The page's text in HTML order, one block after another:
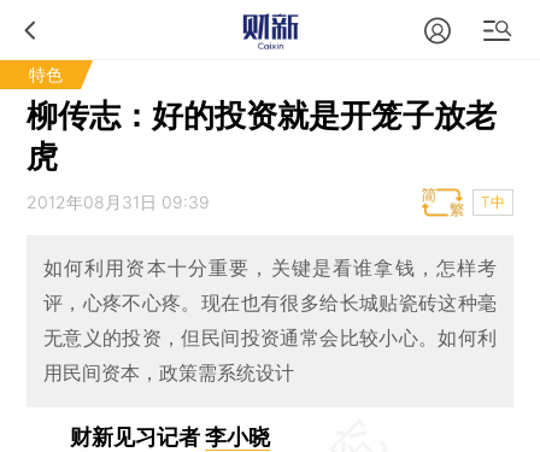
特色
柳传志：好的投资就是开笼子放老
虎
2012年08月31日 09:39 T中
如何利用资本十分重要，关键是看谁拿钱，怎样考
评，心疼不心疼。现在也有很多给长城贴瓷砖这种毫
无意义的投资，但民间投资通常会比较小心。如何利
用民间资本，政策需系统设计
财新见习记者李小晓